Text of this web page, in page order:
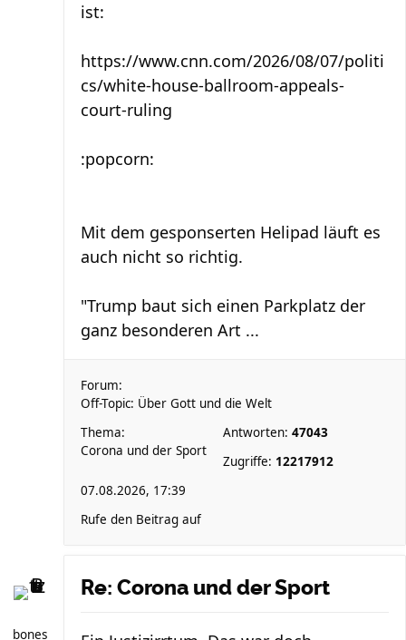
ist:
https://www.cnn.com/2026/08/07/politi
cs/white-house-ballroom-appeals-
court-ruling
:popcorn:
Mit dem gesponserten Helipad läuft es
auch nicht so richtig.
"Trump baut sich einen Parkplatz der
ganz besonderen Art ...
Forum:
Off-Topic: Über Gott und die Welt
Thema:
Corona und der Sport
Antworten: 47043
Zugriffe: 12217912
07.08.2026, 17:39
Rufe den Beitrag auf
bones
Re: Corona und der Sport